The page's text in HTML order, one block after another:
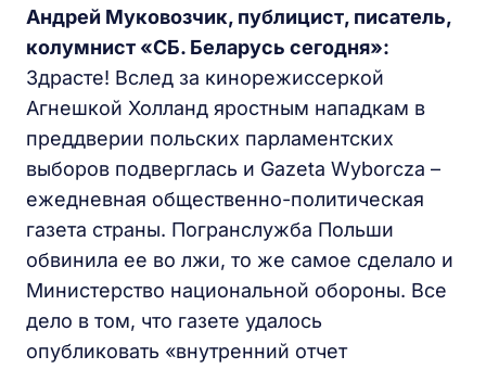
Андрей Муковозчик, публицист, писатель,
колумнист «СБ. Беларусь сегодня»:
Здрасте! Вслед за кинорежиссеркой
Агнешкой Холланд яростным нападкам в
преддверии польских парламентских
выборов подверглась и Gazeta Wyborcza –
ежедневная общественно-политическая
газета страны. Погранслужба Польши
обвинила ее во лжи, то же самое сделало и
Министерство национальной обороны. Все
дело в том, что газете удалось
опубликовать «внутренний отчет